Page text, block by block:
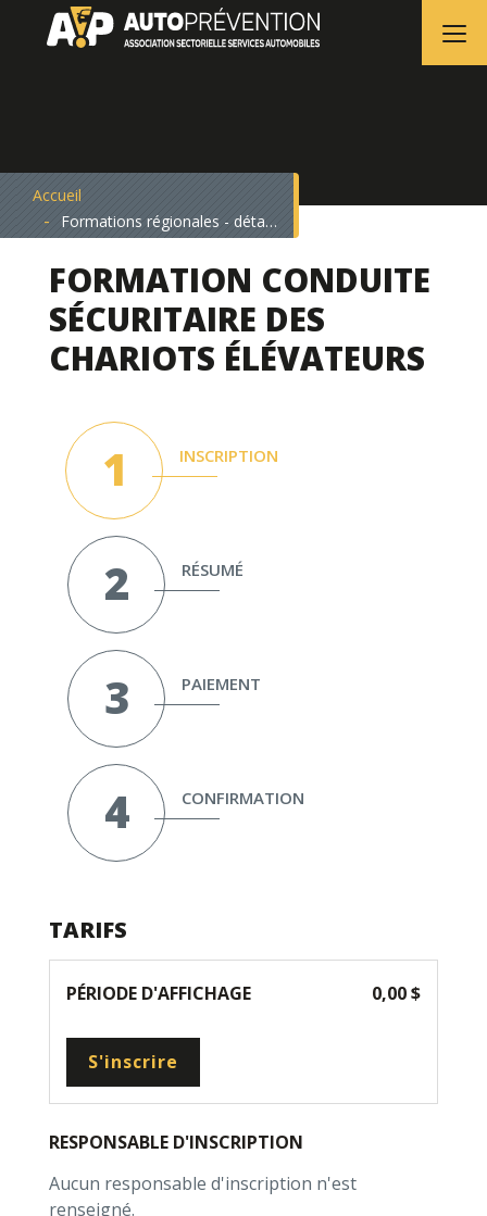
Accueil
Formations régionales - détails
FORMATION CONDUITE
SÉCURITAIRE DES
CHARIOTS ÉLÉVATEURS
INSCRIPTION
RÉSUMÉ
PAIEMENT
CONFIRMATION
TARIFS
PÉRIODE D'AFFICHAGE 0,00 $
S'inscrire
RESPONSABLE D'INSCRIPTION
Aucun responsable d'inscription n'est
renseigné.